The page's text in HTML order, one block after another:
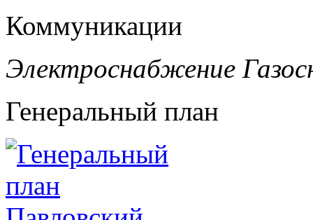
Коммуникации
Электроснабжение
Генеральный план